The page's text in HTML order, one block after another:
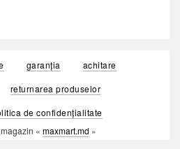
garanția
achitare
returnarea produselor
de confidențialitate
« maxmart.md »